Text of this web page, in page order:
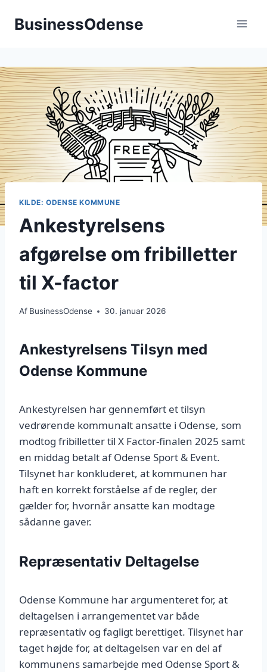
BusinessOdense
KILDE: ODENSE KOMMUNE
Ankestyrelsens
afgørelse om fribilletter
til X-factor
Af BusinessOdense 30. januar 2026
Ankestyrelsens Tilsyn med
Odense Kommune
Ankestyrelsen har gennemført et tilsyn
vedrørende kommunalt ansatte i Odense, som
modtog fribilletter til X Factor-finalen 2025 samt
en middag betalt af Odense Sport & Event.
Tilsynet har konkluderet, at kommunen har
haft en korrekt forståelse af de regler, der
gælder for, hvornår ansatte kan modtage
sådanne gaver.
Repræsentativ Deltagelse
Odense Kommune har argumenteret for, at
deltagelsen i arrangementet var både
repræsentativ og fagligt berettiget. Tilsynet har
taget højde for, at deltagelsen var en del af
kommunens samarbejde med Odense Sport &